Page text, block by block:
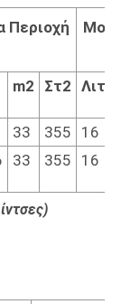
Περιοχή
m2 Στ2
33 355
16
33 355 16